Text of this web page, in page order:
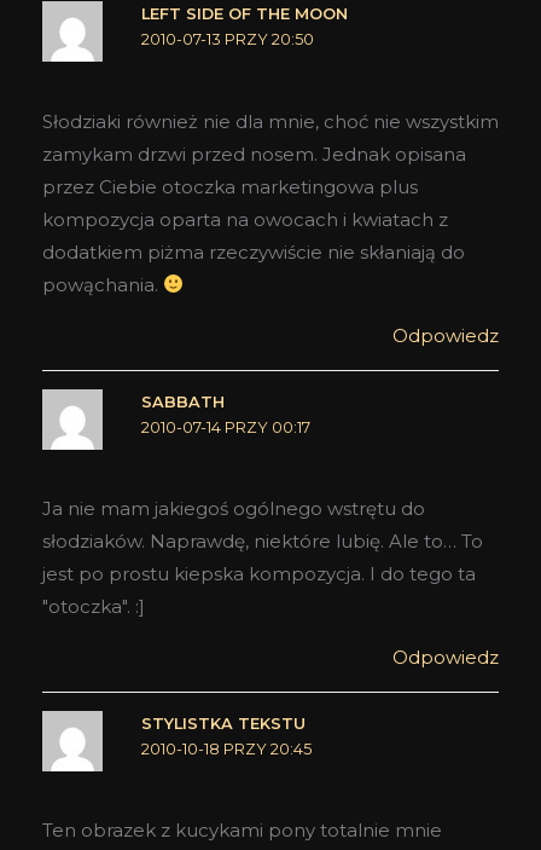
LEFT SIDE OF THE MOON
2010-07-13 PRZY 20:50
Słodziaki również nie dla mnie, choć nie wszystkim
zamykam drzwi przed nosem. Jednak opisana
przez Ciebie otoczka marketingowa plus
kompozycja oparta na owocach i kwiatach z
dodatkiem piżma rzeczywiście nie skłaniają do
powąchania.
Odpowiedz
SABBATH
2010-07-14 PRZY 00:17
Ja nie mam jakiegoś ogólnego wstrętu do
słodziaków. Naprawdę, niektóre lubię. Ale to… To
jest po prostu kiepska kompozycja. I do tego ta
"otoczka". :]
Odpowiedz
STYLISTKA TEKSTU
2010-10-18 PRZY 20:45
Ten obrazek z kucykami pony totalnie mnie